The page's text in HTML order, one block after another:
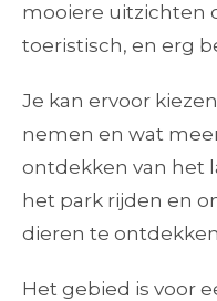
mooiere uitzichten
toeristisch, en erg
Je kan ervoor
nemen en wat
ontdekken van het
het park rijden en
dieren te
Het gebied is voor